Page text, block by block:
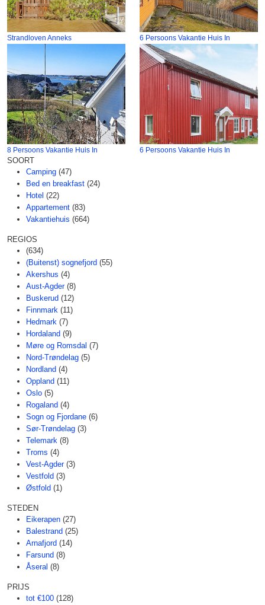
Strandloven Anneks 6 Persoons Vakantie Huis In
8 Persoons Vakantie Huis In 6 Persoons Vakantie Huis In
SOORT
Camping (47)
Bed en breakfast (24)
Hotel (22)
Appartement (83)
Vakantiehuis (664)
REGIOS
(634)
(Buitenst) sognefjord (55)
Akershus (4)
Aust-Agder (8)
Buskerud (12)
Finnmark (11)
Hedmark (7)
Hordaland (9)
Møre og Romsdal (7)
Nord-Trøndelag (5)
Nordland (4)
Oppland (11)
Oslo (5)
Rogaland (4)
Sogn og Fjordane (6)
Sør-Trøndelag (3)
Telemark (8)
Troms (4)
Vest-Agder (3)
Vestfold (3)
Østfold (1)
STEDEN
Eikerapen (27)
Balestrand (25)
Arnafjord (14)
Farsund (8)
Åseral (8)
PRIJS
tot €100 (128)